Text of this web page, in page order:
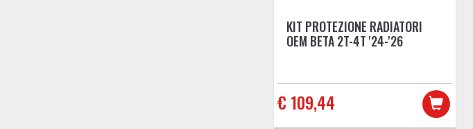
KIT PROTEZIONE RADIATORI
OEM BETA 2T-4T '24-'26
€ 109,44